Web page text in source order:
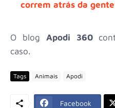
correm atrás da
O blog Apodi 360
caso.
Tags Animais Apodi
Facebook